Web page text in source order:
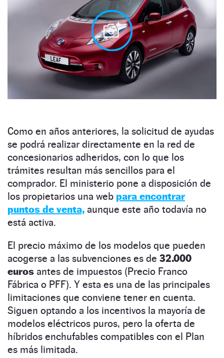
Como en años anteriores, la solicitud de ayudas
se podrá realizar directamente en la red de
concesionarios adheridos, con lo que los
trámites resultan más sencillos para el
comprador. El ministerio pone a disposición de
los propietarios una web para encontrar
puntos de venta, aunque este año todavía no
está activa.
El precio máximo de los modelos que pueden
acogerse a las subvenciones es de 32.000
euros antes de impuestos (Precio Franco
Fábrica o PFF). Y esta es una de las principales
limitaciones que conviene tener en cuenta.
Siguen optando a los incentivos la mayoría de
modelos eléctricos puros, pero la oferta de
híbridos enchufables compatibles con el Plan
es más limitada.